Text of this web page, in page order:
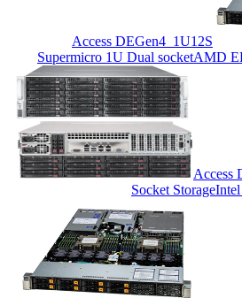
Access DEGen4_1U12S
Supermicro 1U Dual socketAMD
Access
Socket Storage